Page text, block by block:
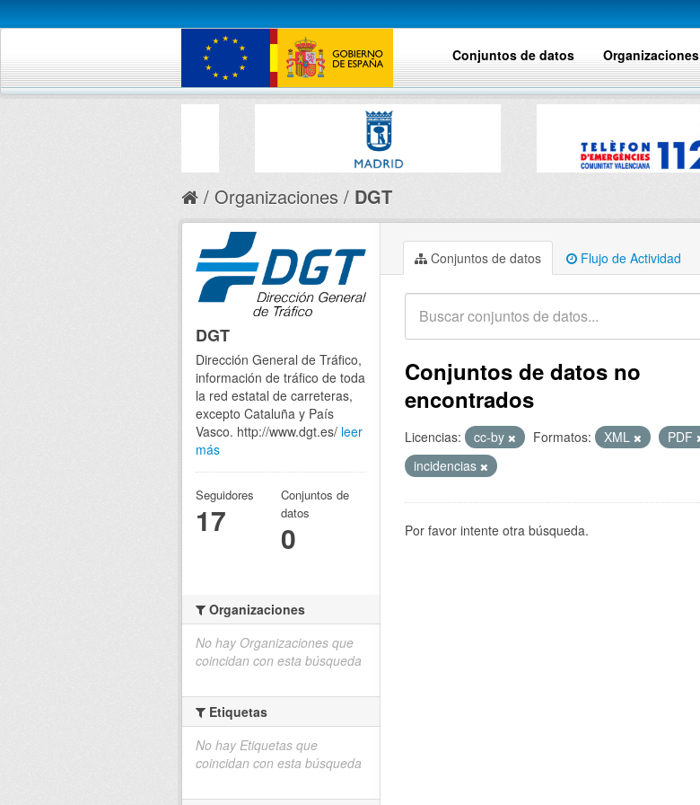
Conjuntos de datos Organizaciones
Organizaciones DGT
Conjuntos de datos Flujo de Actividad
Conjuntos de datos no
encontrados
Licencias: cc-by Formatos: XML PDF
incidencias
Por favor intente otra búsqueda.
DGT
Dirección General de Tráfico,
información de tráfico de toda
la red estatal de carreteras,
excepto Cataluña y País
Vasco. http://www.dgt.es/ leer
más
Seguidores
17
Conjuntos de
datos
0
Organizaciones
No hay Organizaciones que
coincidan con esta búsqueda
Etiquetas
No hay Etiquetas que
coincidan con esta búsqueda